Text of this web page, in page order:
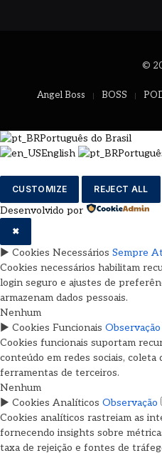
©
Angel Boss BOSS
Português do Brasil
English
CUSTOMIZE REJECT ALL
Desenvolvido por
✖
► Cookies Necessários Sempre
Cookies necessários habilitam
login seguro e ajustes de
armazenam dados pessoais.
Nenhum
► Cookies Funcionais Observação
Cookies funcionais suportam
conteúdo em redes sociais, coleta
ferramentas de terceiros.
Nenhum
► Cookies Analíticos Observação
Cookies analíticos rastreiam as
fornecendo insights sobre
taxa de rejeição e fontes de